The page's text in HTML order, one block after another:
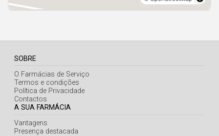
SOBRE
O Farmácias de Serviço
Termos e condições
Política de Privacidade
Contactos
A SUA FARMÁCIA
Vantagens
Presença destacada